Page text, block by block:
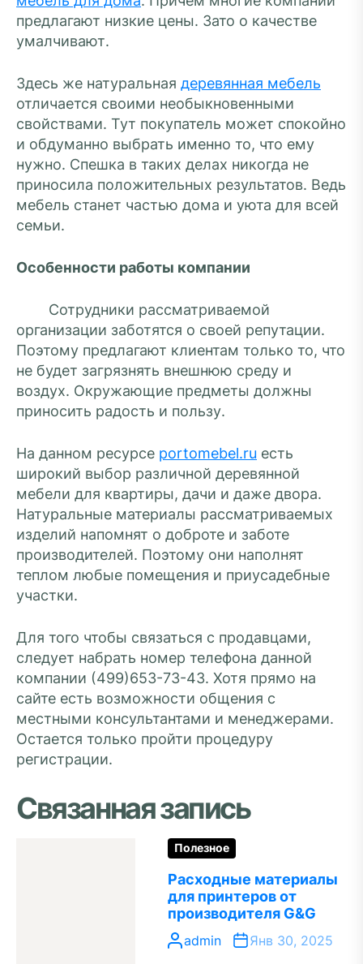
предлагают низкие цены. Зато о качестве
умалчивают.
Здесь же натуральная деревянная мебель
отличается своими необыкновенными
свойствами. Тут покупатель может спокойно
и обдуманно выбрать именно то, что ему
нужно. Спешка в таких делах никогда не
приносила положительных результатов. Ведь
мебель станет частью дома и уюта для всей
семьи.
Особенности работы компании
Сотрудники рассматриваемой
организации заботятся о своей репутации.
Поэтому предлагают клиентам только то, что
не будет загрязнять внешнюю среду и
воздух. Окружающие предметы должны
приносить радость и пользу.
На данном ресурсе portomebel.ru есть
широкий выбор различной деревянной
мебели для квартиры, дачи и даже двора.
Натуральные материалы рассматриваемых
изделий напомнят о доброте и заботе
производителей. Поэтому они наполнят
теплом любые помещения и приусадебные
участки.
Для того чтобы связаться с продавцами,
следует набрать номер телефона данной
компании (499)653-73-43. Хотя прямо на
сайте есть возможности общения с
местными консультантами и менеджерами.
Остается только пройти процедуру
регистрации.
Связанная запись
Полезное
Расходные материалы
для принтеров от
производителя G&G
admin Янв 30, 2025